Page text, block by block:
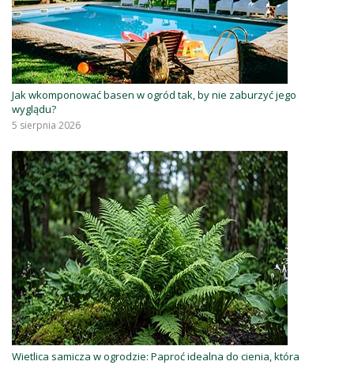
Jak wkomponować basen w ogród tak, by nie zaburzyć jego
wyglądu?
5 sierpnia 2026
Wietlica samicza w ogrodzie: Paproć idealna do cienia, która